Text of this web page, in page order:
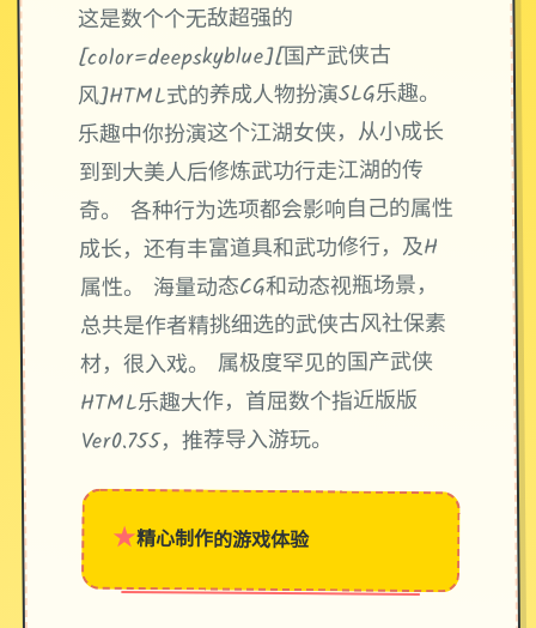
这是数个个无敌超强的
[color=deepskyblue][国产武侠古
风]HTML式的养成人物扮演SLG乐趣。
乐趣中你扮演这个江湖女侠，从小成长
到到大美人后修炼武功行走江湖的传
奇。 各种行为选项都会影响自己的属性
成长，还有丰富道具和武功修行，及H
属性。 海量动态CG和动态视瓶场景，
总共是作者精挑细选的武侠古风社保素
材，很入戏。 属极度罕见的国产武侠
HTML乐趣大作，首屈数个指近版版
Ver0.755，推荐导入游玩。
★精心制作的游戏体验